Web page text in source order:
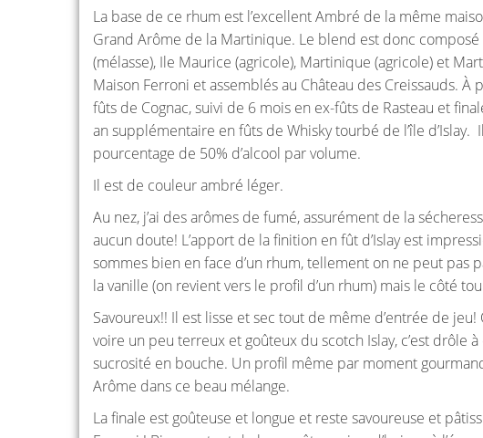
La base de ce rhum est l’excellent Ambré de la même
Grand Arôme de la Martinique. Le blend est donc
(mélasse), Ile Maurice (agricole), Martinique (agricole) et
Maison Ferroni et assemblés au Château des Creissauds.
fûts de Cognac, suivi de 6 mois en ex-fûts de Rasteau et
an supplémentaire en fûts de Whisky tourbé de l’île
pourcentage de 50% d’alcool par volume.
Il est de couleur ambré léger.
Au nez, j’ai des arômes de fumé, assurément de la
aucun doute! L’apport de la finition en fût d’Islay est
sommes bien en face d’un rhum, tellement on ne peut pas
la vanille (on revient vers le profil d’un rhum) mais le côté
Savoureux!! Il est lisse et sec tout de même d’entrée de
voire un peu terreux et goûteux du scotch Islay, c’est drôle
sucrosité en bouche. Un profil même par moment
Arôme dans ce beau mélange.
La finale est goûteuse et longue et reste savoureuse et